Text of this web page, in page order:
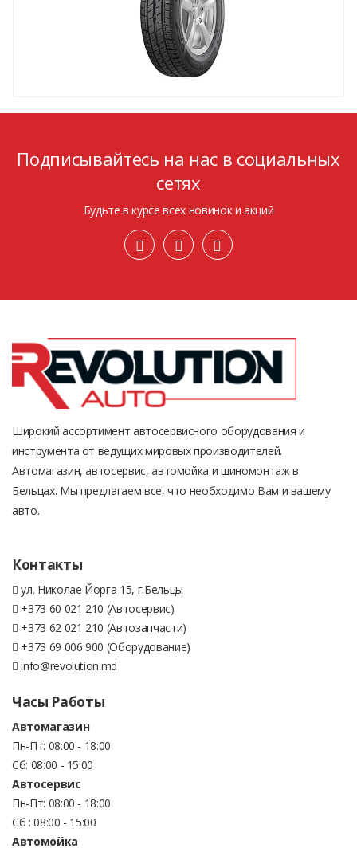
Подписывайтесь на нас в социальных
сетях
Будьте в курсе всех новинок и акций
Широкий ассортимент автосервисного оборудования и
инструмента от ведущих мировых производителей.
Автомагазин, автосервис, автомойка и шиномонтаж в
Бельцах. Мы предлагаем все, что необходимо Вам и вашему
авто.
Контакты
ул. Николае Йорга 15, г.Бельцы
+373 60 021 210 (Автосервис)
+373 62 021 210 (Автозапчасти)
+373 69 006 900 (Оборудование)
info@revolution.md
Часы Работы
Автомагазин
Пн-Пт: 08:00 - 18:00
Сб: 08:00 - 15:00
Автосервис
Пн-Пт: 08:00 - 18:00
Сб : 08:00 - 15:00
Автомойка